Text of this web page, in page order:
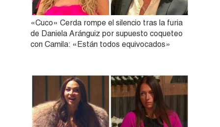
«Cuco» Cerda rompe el silencio tras la furia
de Daniela Aránguiz por supuesto coqueteo
con Camila: «Están todos equivocados»